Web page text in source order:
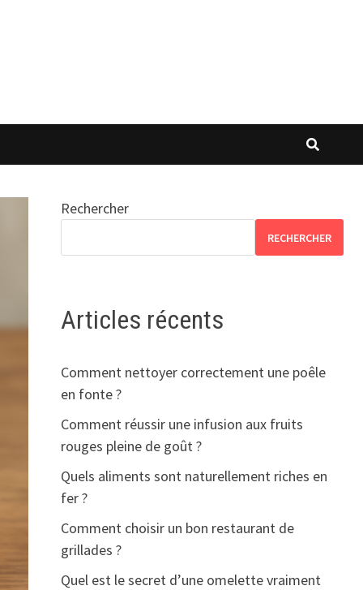
Rechercher
RECHERCHER
Articles récents
Comment nettoyer correctement une poêle
en fonte ?
Comment réussir une infusion aux fruits
rouges pleine de goût ?
Quels aliments sont naturellement riches en
fer ?
Comment choisir un bon restaurant de
grillades ?
Quel est le secret d’une omelette vraiment